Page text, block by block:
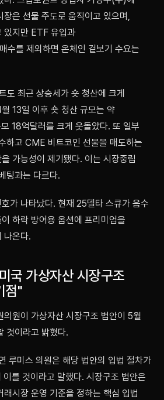
장은 선물 주도로 움직이고 있으며,
있지만 ETF 유입과
수를 제외하면 온체인 겉보기 수요는
도 최근 상승세가 숏 청산에 크게
13일 이후 숏 청산 규모는 약
18억달러를 크게 웃돌았다. 또 일부
하고 CME 비트코인 선물을 매도하는
가능성이 제기됐다. 이는 시장중립
팅과는 다르다.
가 나타났다. 현재 25델타 스큐가 음수
하락 방어용 옵션에 프리미엄을
나온다.
국 가상자산 시장구조
점"
의원이 가상자산 시장구조 법안이 5월
것이라고 밝혔다.
루미스 의원은 해당 법안의 입법 절차가
를 것이라고 말했다. 시장구조 법안은
래시장 운영 기준을 정하는 핵심 입법